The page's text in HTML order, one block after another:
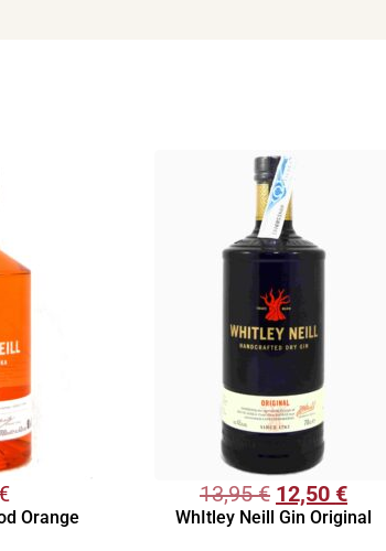
€
Orange
13,95€ 12,50€
WhItley Neill Gin Original